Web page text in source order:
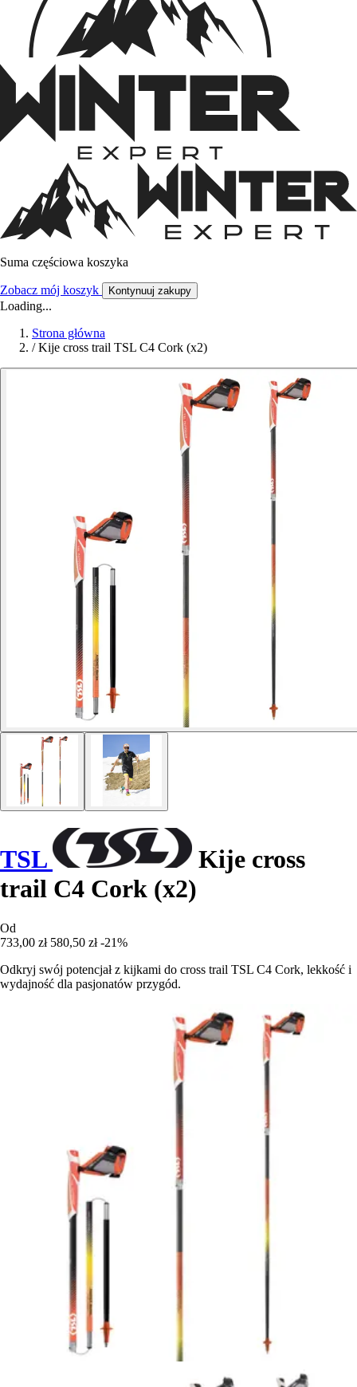
Suma częściowa koszyka
Zobacz mój koszyk Kontynuuj zakupy
Loading...
Strona główna
/ Kije cross trail TSL C4 Cork (x2)
TSL
Kije cross
trail C4 Cork (x2)
Od
733,00 zł 580,50 zł -21%
Odkryj swój potencjał z kijkami do cross trail TSL C4 Cork, lekkość i
wydajność dla pasjonatów przygód.